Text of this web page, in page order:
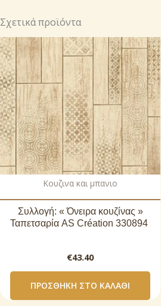
Σχετικά προϊόντα
Κουζινα και μπανιο
Συλλογή: « Όνειρα κουζίνας »
Ταπετσαρία AS Création 330894
€43.40
ΠΡΟΣΘΉΚΗ ΣΤΟ ΚΑΛΆΘΙ